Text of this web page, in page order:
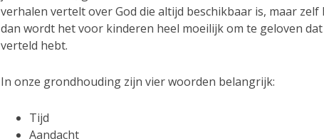
verhalen vertelt over God die altijd beschikbaar is, maar
dan wordt het voor kinderen heel moeilijk om te geloven dat
verteld hebt.
In onze grondhouding zijn vier woorden belangrijk:
Tijd
Aandacht